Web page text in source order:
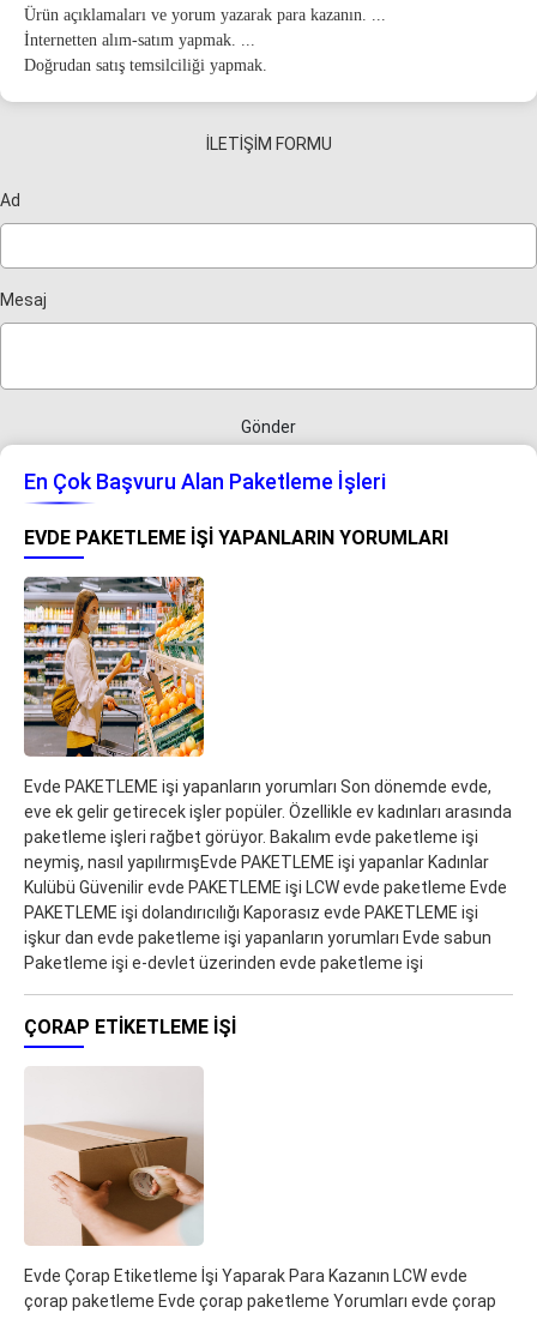
Ürün açıklamaları ve yorum yazarak para kazanın. ...
İnternetten alım-satım yapmak. ...
Doğrudan satış temsilciliği yapmak.
İLETİŞİM FORMU
Ad
Mesaj
Gönder
En Çok Başvuru Alan Paketleme İşleri
EVDE PAKETLEME IŞI YAPANLARIN YORUMLARI
Evde PAKETLEME işi yapanların yorumları Son dönemde evde,
eve ek gelir getirecek işler popüler. Özellikle ev kadınları arasında
paketleme işleri rağbet görüyor. Bakalım evde paketleme işi
neymiş, nasıl yapılırmışEvde PAKETLEME işi yapanlar Kadınlar
Kulübü Güvenilir evde PAKETLEME işi LCW evde paketleme Evde
PAKETLEME işi dolandırıcılığı Kaporasız evde PAKETLEME işi
işkur dan evde paketleme işi yapanların yorumları Evde sabun
Paketleme işi e-devlet üzerinden evde paketleme işi
ÇORAP ETIKETLEME İŞI
Evde Çorap Etiketleme İşi Yaparak Para Kazanın LCW evde
çorap paketleme Evde çorap paketleme Yorumları evde çorap